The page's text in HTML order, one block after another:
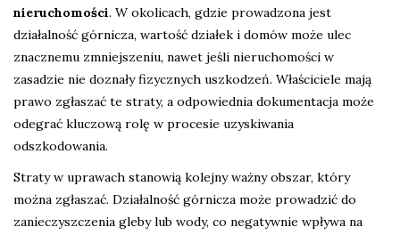
nieruchomości. W okolicach, gdzie prowadzona jest
działalność górnicza, wartość działek i domów może ulec
znacznemu zmniejszeniu, nawet jeśli nieruchomości w
zasadzie nie doznały fizycznych uszkodzeń. Właściciele mają
prawo zgłaszać te straty, a odpowiednia dokumentacja może
odegrać kluczową rolę w procesie uzyskiwania
odszkodowania.
Straty w uprawach stanowią kolejny ważny obszar, który
można zgłaszać. Działalność górnicza może prowadzić do
zanieczyszczenia gleby lub wody, co negatywnie wpływa na